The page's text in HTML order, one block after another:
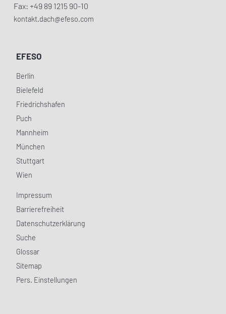
Fax: +49 89 1215 90-10
kontakt.dach@efeso.com
EFESO
Berlin
Bielefeld
Friedrichshafen
Puch
Mannheim
München
Stuttgart
Wien
Impressum
Barrierefreiheit
Datenschutzerklärung
Suche
Glossar
Sitemap
Pers. Einstellungen